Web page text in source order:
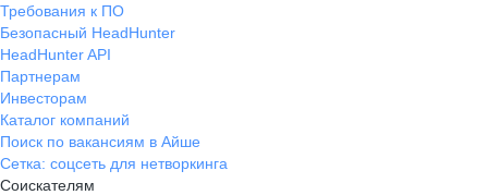
Требования к ПО
Безопасный HeadHunter
HeadHunter API
Партнерам
Инвесторам
Каталог компаний
Поиск по вакансиям в Айше
Сетка: соцсеть для нетворкинга
Соискателям